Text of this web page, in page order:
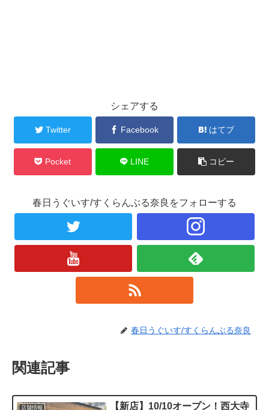
シェアする
Twitter Facebook はてブ
Pocket LINE コピー
春日うぐいす/すくらんぶる奈良をフォローする
春日うぐいす/すくらんぶる奈良
関連記事
店舗情報 【新店】10/10オープン！西大寺